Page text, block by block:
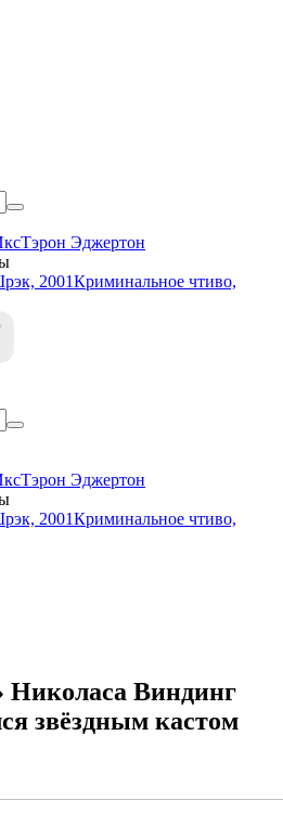
Тэрон Эджертон
2001Криминальное чтиво,
Тэрон Эджертон
2001Криминальное чтиво,
Николаса Виндинг
звёздным кастом